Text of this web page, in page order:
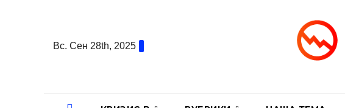
содержаниюВс. Сен 28th, 2025